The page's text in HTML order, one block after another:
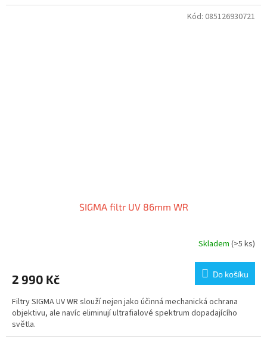
SIGMA filtr UV 86mm WR
Skladem (>5 ks)
2 990 Kč Do košíku
Filtry SIGMA UV WR slouží nejen jako účinná mechanická ochrana
objektivu, ale navíc eliminují ultrafialové spektrum dopadajícího
světla.
Kód: 085126930721